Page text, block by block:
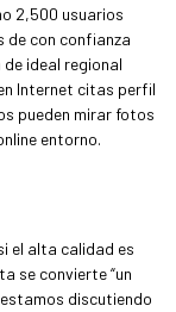
2,500 usuarios
de con confianza
ideal regional
Internet citas perfil
pueden mirar fotos
entorno.
el alta calidad es
se convierte “un
discutiendo